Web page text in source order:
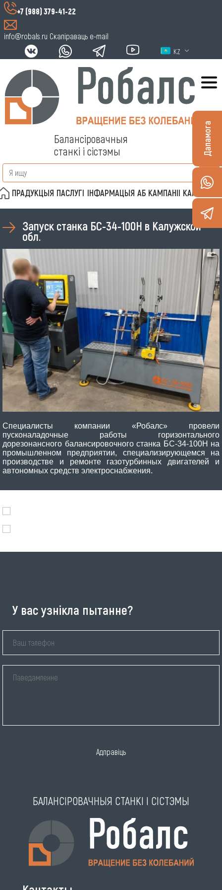
+7 (988) 379-41-22
info@robals.ru Скапіраваць e-mail
KZ
Балансіровачныя
станкі і сістэмы
ПРАДУКЦЫЯ ПАСЛУГІ ІНФАРМАЦЫЯ АБ КАМПАНІІ КАНТАКТЫ
Запуск станка БС-34-100Н в Калужской
обл.
Специалисты компании «Робалс» провели
пусконаладочные работы горизонтального
дорезонансного балансировочного станка БС-34-100Н на
промышленном предприятии, специализирующемся на
производстве и ремонте газотурбинных двигателей и
автономных средств электроснабжения.
У вас узнікла пытанне?
Адправіць
БАЛАНСІРОВАЧНЫЯ СТАНКІ І СІСТЭМЫ
Дапамога